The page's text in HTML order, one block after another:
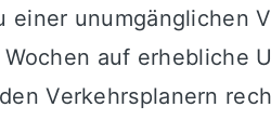
unumgänglichen
auf erhebliche
Verkehrsplanern